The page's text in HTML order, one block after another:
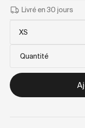
Livré en 30 jours
Quantité